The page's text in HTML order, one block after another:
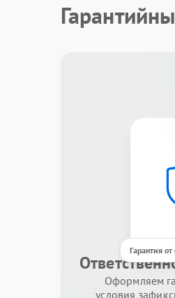
Гарантия от
Оформляем
условия